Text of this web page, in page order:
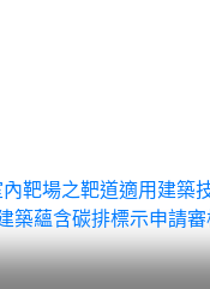
靶場之靶道適用建
築蘊含碳排標示申請